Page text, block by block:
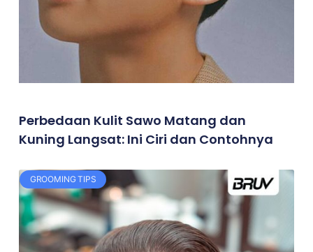
Perbedaan Kulit Sawo Matang dan
Kuning Langsat: Ini Ciri dan Contohnya
GROOMING TIPS